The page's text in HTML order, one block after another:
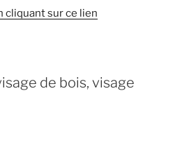
cliquant sur ce lien
de bois, visage